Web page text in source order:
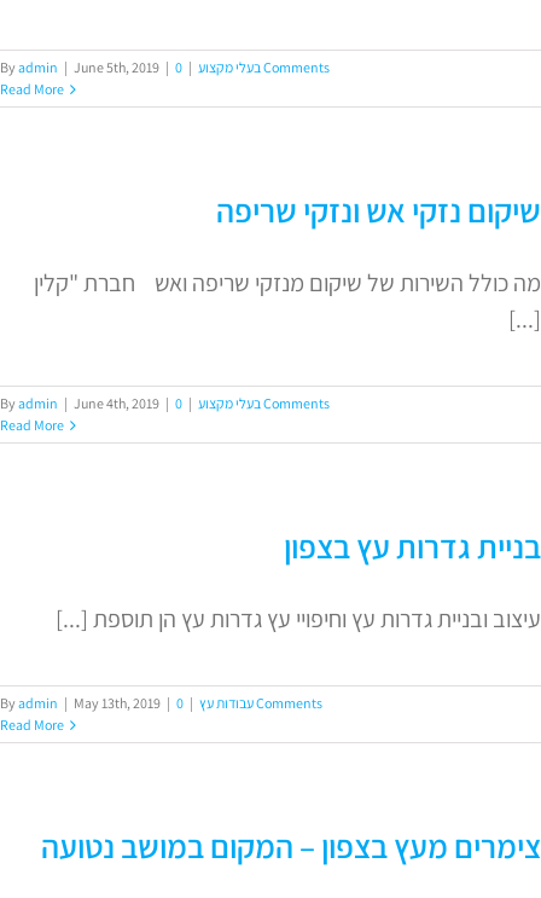
Byadmin | June 5th, 2019 | בעלי מקצוע |
0 Comments
Read More
שיקום נזקי אש ונזקי שריפה
מה כולל השירות של שיקום מנזקי שריפה ואש חברת "קלין
[...]
Byadmin | June 4th, 2019 | בעלי מקצוע |
0 Comments
Read More
בניית גדרות עץ בצפון
עיצוב ובניית גדרות עץ וחיפויי עץ גדרות עץ הן תוספת [...]
Byadmin | May 13th, 2019 | עבודות עץ |
0 Comments
Read More
צימרים מעץ בצפון – המקום במושב נטועה